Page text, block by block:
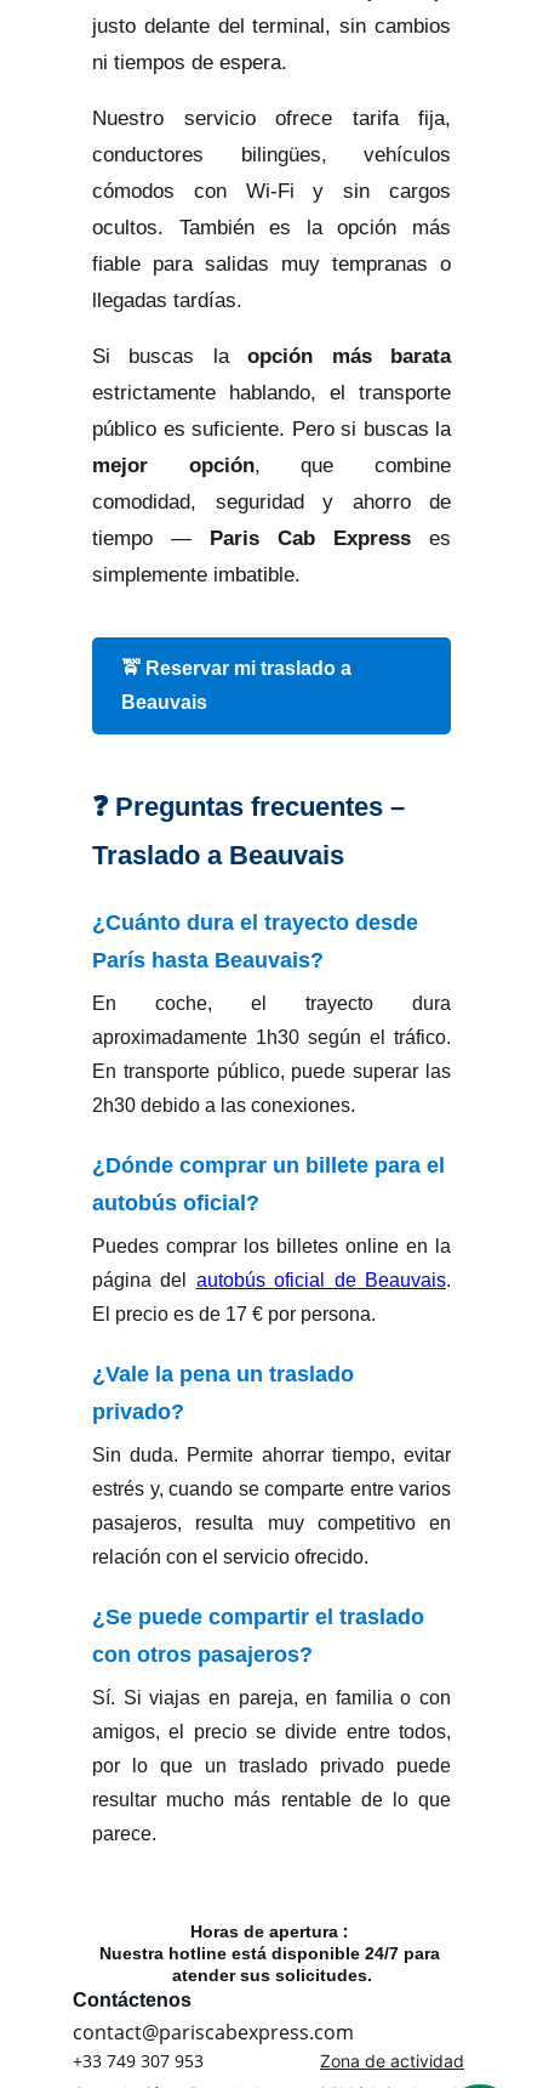
Contáctenos
contact@pariscabexpress.com
Horas de apertura :
Nuestra hotline está disponible 24/7 para
atender sus solicitudes.
+33 749 307 953 Zona de actividad